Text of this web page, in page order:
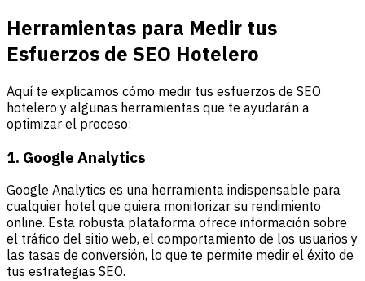
Herramientas para Medir tus
Esfuerzos de SEO Hotelero
Aquí te explicamos cómo medir tus esfuerzos de SEO
hotelero y algunas herramientas que te ayudarán a
optimizar el proceso:
1. Google Analytics
Google Analytics es una herramienta indispensable para
cualquier hotel que quiera monitorizar su rendimiento
online. Esta robusta plataforma ofrece información sobre
el tráfico del sitio web, el comportamiento de los usuarios y
las tasas de conversión, lo que te permite medir el éxito de
tus estrategias SEO.